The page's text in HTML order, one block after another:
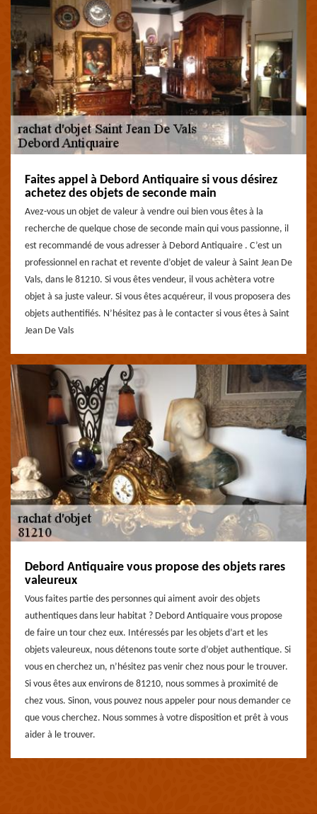
Faites appel à Debord Antiquaire si vous désirez
achetez des objets de seconde main
Avez-vous un objet de valeur à vendre oui bien vous êtes à la
recherche de quelque chose de seconde main qui vous passionne, il
est recommandé de vous adresser à Debord Antiquaire . C’est un
professionnel en rachat et revente d’objet de valeur à Saint Jean De
Vals, dans le 81210. Si vous êtes vendeur, il vous achètera votre
objet à sa juste valeur. Si vous êtes acquéreur, il vous proposera des
objets authentifiés. N’hésitez pas à le contacter si vous êtes à Saint
Jean De Vals
Debord Antiquaire vous propose des objets rares
valeureux
Vous faites partie des personnes qui aiment avoir des objets
authentiques dans leur habitat ? Debord Antiquaire vous propose
de faire un tour chez eux. Intéressés par les objets d’art et les
objets valeureux, nous détenons toute sorte d’objet authentique. Si
vous en cherchez un, n’hésitez pas venir chez nous pour le trouver.
Si vous êtes aux environs de 81210, nous sommes à proximité de
chez vous. Sinon, vous pouvez nous appeler pour nous demander ce
que vous cherchez. Nous sommes à votre disposition et prêt à vous
aider à le trouver.